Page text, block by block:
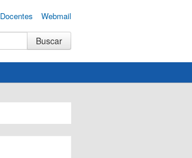
Docentes Webmail